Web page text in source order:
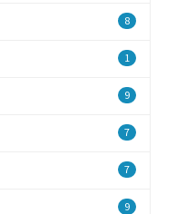
8
1
9
7
7
9